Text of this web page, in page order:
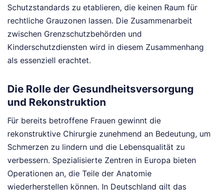
Schutzstandards zu etablieren, die keinen Raum für
rechtliche Grauzonen lassen. Die Zusammenarbeit
zwischen Grenzschutzbehörden und
Kinderschutzdiensten wird in diesem Zusammenhang
als essenziell erachtet.
Die Rolle der Gesundheitsversorgung
und Rekonstruktion
Für bereits betroffene Frauen gewinnt die
rekonstruktive Chirurgie zunehmend an Bedeutung, um
Schmerzen zu lindern und die Lebensqualität zu
verbessern. Spezialisierte Zentren in Europa bieten
Operationen an, die Teile der Anatomie
wiederherstellen können. In Deutschland gilt das